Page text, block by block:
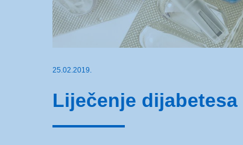
25.02.2019.
Liječenje dijabetesa